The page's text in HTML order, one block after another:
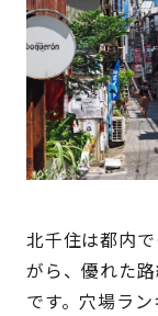
北千住は都内
がら、優れた
です。穴場ラ